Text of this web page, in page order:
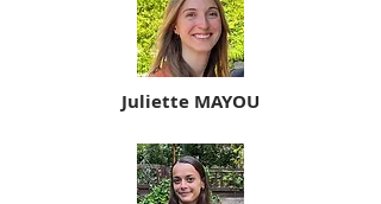
Juliette MAYOU